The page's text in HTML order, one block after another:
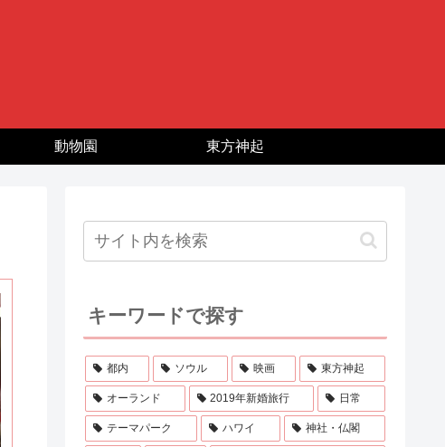
動物園 東方神起
キーワードで探す
都内 ソウル 映画 東方神起
オーランド 2019年新婚旅行 日常
テーマパーク ハワイ 神社・仏閣